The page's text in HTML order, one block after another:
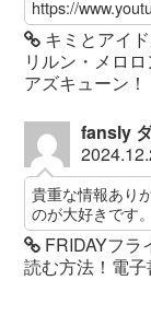
https://
キミとアイ
リルン・メロ
アズキューン！
fansly
貴重な情報あり
のが大好きです。
FRIDAYフラ
読む方法！電